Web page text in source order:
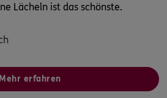
Lächeln ist das schönste.
Mehr erfahren